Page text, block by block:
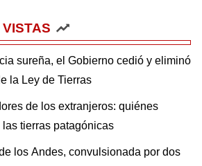
sureña, el Gobierno cedió y eliminó
la Ley de Tierras
de los extranjeros: quiénes
tierras patagónicas
los Andes, convulsionada por dos